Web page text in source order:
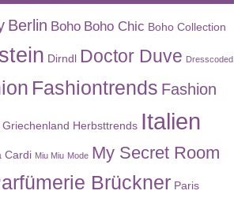
Berlin Boho Boho Chic Boho Collection
Dirndl Doctor Duve Dresscoded
Fashiontrends Fashion
Griechenland Herbsttrends Italien
Cardi Miu Miu Mode My Secret Room
Brückner Paris